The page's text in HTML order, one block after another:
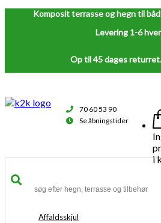
Komposit terrasse og hegn til
Levering 1-6
Op til 45 dages returret.
70 60 53 90
Se åbningstider
i
Affaldsskjul